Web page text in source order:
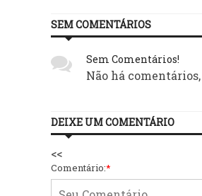
SEM COMENTÁRIOS
Sem Comentários!
Não há
DEIXE UM COMENTÁRIO
<<
Comentário:*